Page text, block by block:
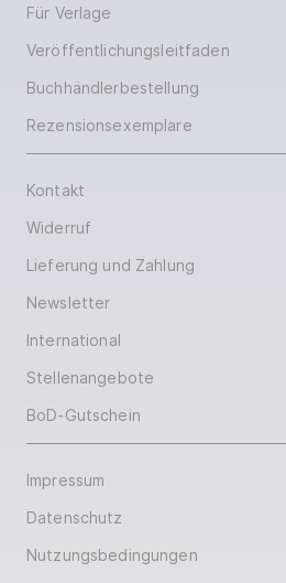
Für Verlage
Veröffentlichungsleitfaden
Buchhändlerbestellung
Rezensionsexemplare
Kontakt
Widerruf
Lieferung und Zahlung
Newsletter
International
Stellenangebote
BoD-Gutschein
Impressum
Datenschutz
Nutzungsbedingungen